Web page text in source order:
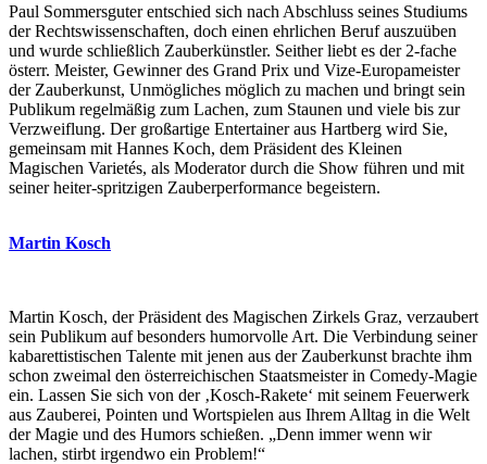
Paul Sommersguter entschied sich nach Abschluss seines Studiums
der Rechtswissenschaften, doch einen ehrlichen Beruf auszuüben
und wurde schließlich Zauberkünstler. Seither liebt es der 2-fache
österr. Meister, Gewinner des Grand Prix und Vize-Europameister
der Zauberkunst, Unmögliches möglich zu machen und bringt sein
Publikum regelmäßig zum Lachen, zum Staunen und viele bis zur
Verzweiflung. Der großartige Entertainer aus Hartberg wird Sie,
gemeinsam mit Hannes Koch, dem Präsident des Kleinen
Magischen Varietés, als Moderator durch die Show führen und mit
seiner heiter-spritzigen Zauberperformance begeistern.
Martin Kosch
Martin Kosch, der Präsident des Magischen Zirkels Graz, verzaubert
sein Publikum auf besonders humorvolle Art. Die Verbindung seiner
kabarettistischen Talente mit jenen aus der Zauberkunst brachte ihm
schon zweimal den österreichischen Staatsmeister in Comedy-Magie
ein. Lassen Sie sich von der ‚Kosch-Rakete‘ mit seinem Feuerwerk
aus Zauberei, Pointen und Wortspielen aus Ihrem Alltag in die Welt
der Magie und des Humors schießen. „Denn immer wenn wir
lachen, stirbt irgendwo ein Problem!“